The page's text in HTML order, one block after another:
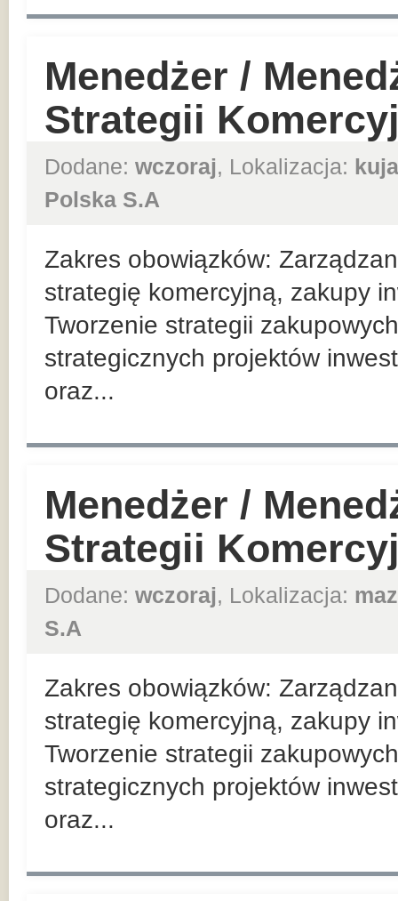
Menedżer /
Strategii
Dodane: wczoraj, Lokalizacja:
Polska S.A
Zakres obowiązków:
strategię komercyjną, zakupy
Tworzenie strategii
strategicznych projektów
oraz...
Menedżer /
Strategii
Dodane: wczoraj, Lokalizacja:
S.A
Zakres obowiązków:
strategię komercyjną, zakupy
Tworzenie strategii
strategicznych projektów
oraz...